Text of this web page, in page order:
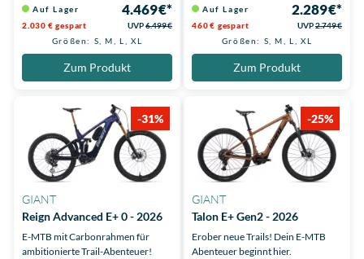
Auf Lager 4.469 €*
2.030 € gespart UVP6.499 €
Größen: S, M, L, XL
Zum Produkt
Auf Lager 2.289 €*
460 € gespart UVP2.749 €
Größen: S, M, L, XL
Zum Produkt
-31%
GIANT
Reign Advanced E+ 0 - 2026
E-MTB mit Carbonrahmen für
ambitionierte Trail-Abenteuer!
-25%
GIANT
Talon E+ Gen2 - 2026
Erober neue Trails! Dein E-MTB
Abenteuer beginnt hier.